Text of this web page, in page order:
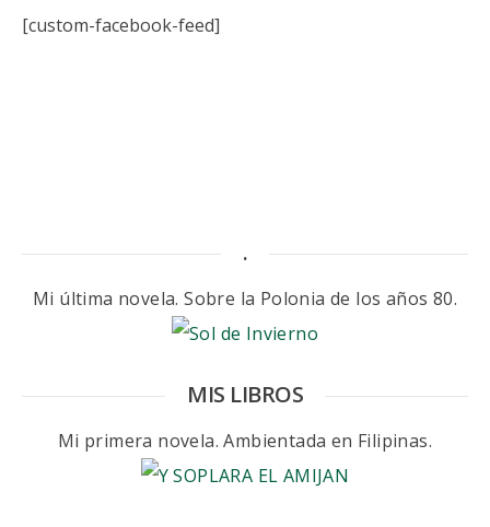
[custom-facebook-feed]
.
Mi última novela. Sobre la Polonia de los años 80.
MIS LIBROS
Mi primera novela. Ambientada en Filipinas.